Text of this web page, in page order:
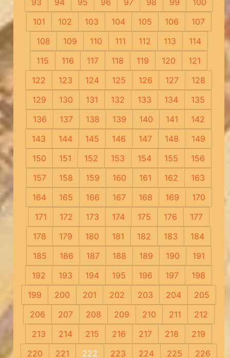
93
94 95 96 97 98 99
100
101
102 103 104 105 106
107
108
109 110 111 112 113
114
115
116 117 118 119 120
121
122
123 124 125 126 127
128
129
130 131 132 133 134
135
136
137 138 139 140 141
142
143
144 145 146 147 148
149
150
151 152 153 154 155
156
157
158 159 160 161 162
163
164
165 166 167 168 169
170
171
172 173 174 175 176
177
178
179 180 181 182 183
184
185
186 187 188 189 190
191
192
193 194 195 196 197
198
199
200 201 202 203 204
205
206
207 208 209 210 211
212
213
214 215 216 217 218
219
220
221 222 223 224 225
226